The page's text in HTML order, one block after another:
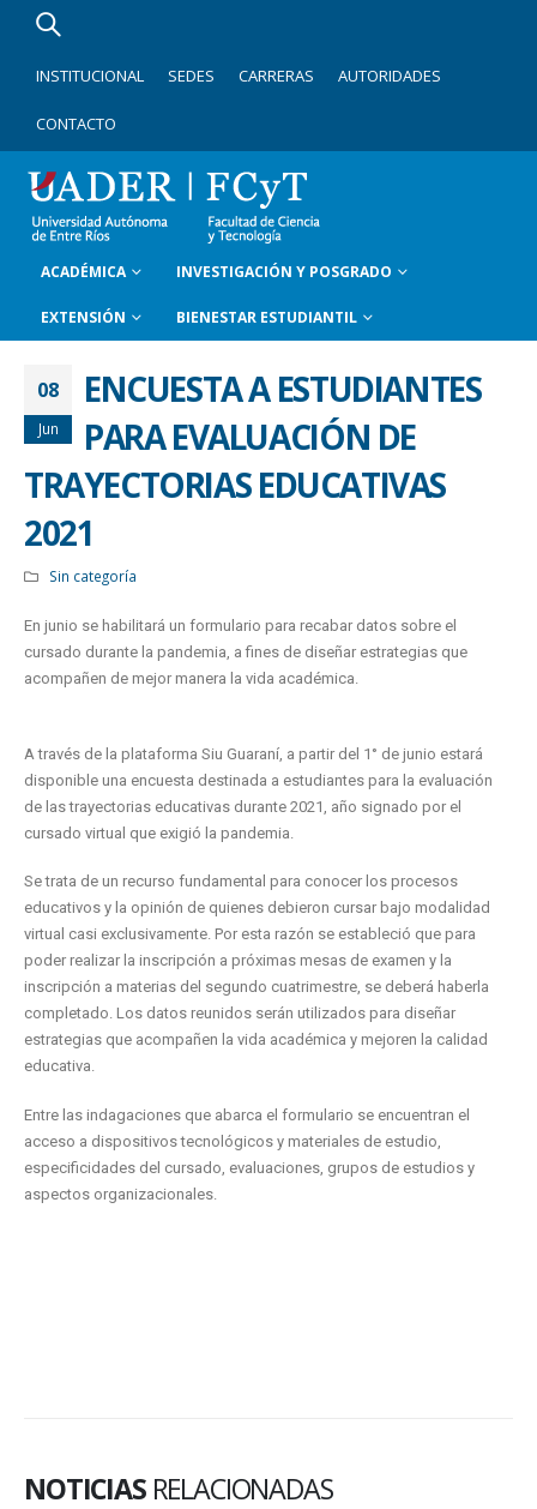
INSTITUCIONAL SEDES CARRERAS AUTORIDADES
CONTACTO
ACADÉMICA INVESTIGACIÓN Y POSGRADO
EXTENSIÓN BIENESTAR ESTUDIANTIL
08
Jun
ENCUESTA A ESTUDIANTES
PARA EVALUACIÓN DE
TRAYECTORIAS EDUCATIVAS
2021
Sin categoría
En junio se habilitará un formulario para recabar datos sobre el
cursado durante la pandemia, a fines de diseñar estrategias que
acompañen de mejor manera la vida académica.
A través de la plataforma Siu Guaraní, a partir del 1° de junio estará
disponible una encuesta destinada a estudiantes para la evaluación
de las trayectorias educativas durante 2021, año signado por el
cursado virtual que exigió la pandemia.
Se trata de un recurso fundamental para conocer los procesos
educativos y la opinión de quienes debieron cursar bajo modalidad
virtual casi exclusivamente. Por esta razón se estableció que para
poder realizar la inscripción a próximas mesas de examen y la
inscripción a materias del segundo cuatrimestre, se deberá haberla
completado. Los datos reunidos serán utilizados para diseñar
estrategias que acompañen la vida académica y mejoren la calidad
educativa.
Entre las indagaciones que abarca el formulario se encuentran el
acceso a dispositivos tecnológicos y materiales de estudio,
especificidades del cursado, evaluaciones, grupos de estudios y
aspectos organizacionales.
NOTICIAS RELACIONADAS